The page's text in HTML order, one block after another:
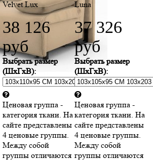
Ценовая группа -
категория ткани. На
сайте представлены
4 ценовые группы.
Между собой
группы отличаются
техническими
характеристиками
ткани и стоимостью.
Ткань:3 группа
01.jpg
02.jpg
Ценовая группа -
категория ткани. На
сайте представлены
4 ценовые группы.
Между собой
группы отличаются
техническими
характеристиками
ткани и стоимостью.
Ткань:2 группа
Луна - крупный
план.jpg